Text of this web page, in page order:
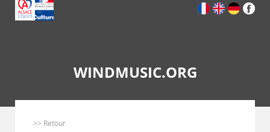
WINDMUSIC.ORG
>> Retour